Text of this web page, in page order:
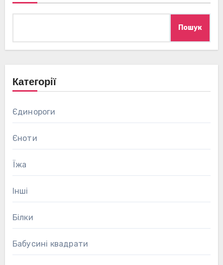
Пошук
Категорії
Єдинороги
Єноти
Їжа
Інші
Білки
Бабусині квадрати